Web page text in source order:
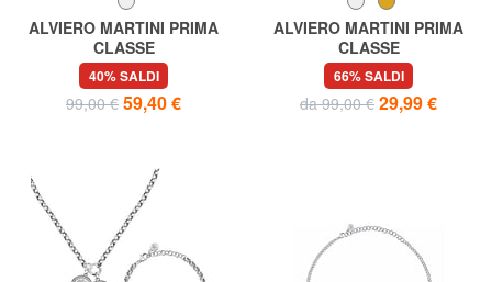
ALVIERO MARTINI PRIMA
CLASSE
LONG STREET Collana con
ciondolo in pelle stampa GEO
40% SALDI
99,00 € 59,40 €
ALVIERO MARTINI PRIMA
CLASSE
MONTENAPO Collana in
argento con logo
66% SALDI
da 99,00 € 29,99 €